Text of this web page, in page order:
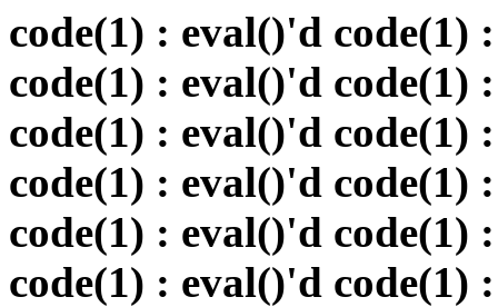
code(1) : eval()'d code(1)
code(1) : eval()'d code(1)
code(1) : eval()'d code(1)
code(1) : eval()'d code(1)
code(1) : eval()'d code(1)
code(1) : eval()'d code(1)